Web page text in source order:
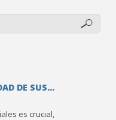
DE SUS...
es crucial,